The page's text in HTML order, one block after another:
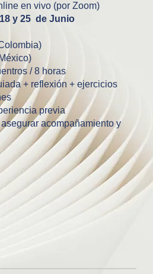
en vivo (por Zoom)
y 25 de Junio
/ 8 horas
+ reflexión + ejercicios
previa
acompañamiento y